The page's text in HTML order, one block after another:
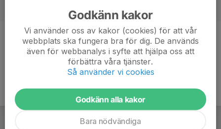
Ålder 8 år
Godkänn kakor
Vi använder oss av kakor (cookies) för att vår
webbplats ska fungera bra för dig. De används
även för webbanalys i syfte att hjälpa oss att
förbättra våra tjänster.
Så använder vi cookies
Godkänn alla kakor
Bara nödvändiga